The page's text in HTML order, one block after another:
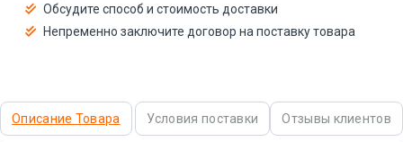
Обсудите способ и стоимость доставки
Непременно заключите договор на поставку товара
Описание Товара Условия поставки Отзывы клиентов